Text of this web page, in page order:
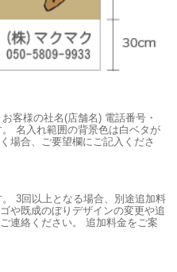
客様の社名(店舗名) 電話番号・
名入れ範囲の背景色は白ベタが
場合、ご要望欄にご記入くださ
3回以上となる場合、別途追加料
や既成のぼりデザインの変更や追
連絡ください。
追加料金をご案